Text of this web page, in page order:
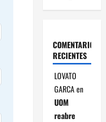
COMENTARIOS
RECIENTES
LOVATO
GARCAen
UOM
reabre